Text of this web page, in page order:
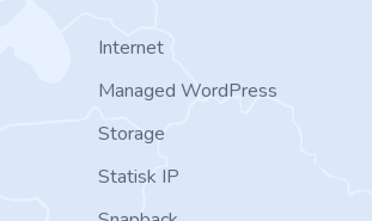
Internet
Managed WordPress
Storage
Statisk IP